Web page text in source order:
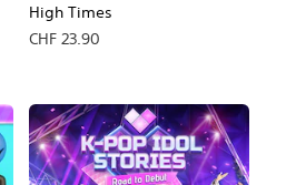
High Times
CHF 23.90